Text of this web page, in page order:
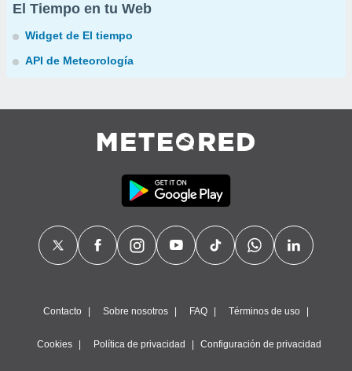
El Tiempo en tu Web
Widget de El tiempo
API de Meteorología
Contacto Sobre nosotros FAQ Términos de uso
Cookies Política de privacidad Configuración de privacidad